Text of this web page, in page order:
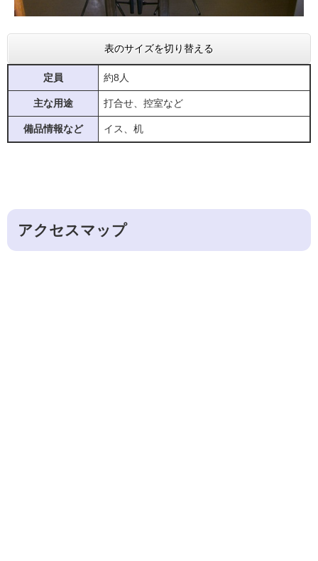
表のサイズを切り替える
定員 約8人
主な用途 打合せ、控室など
備品情報など イス、机
アクセスマップ